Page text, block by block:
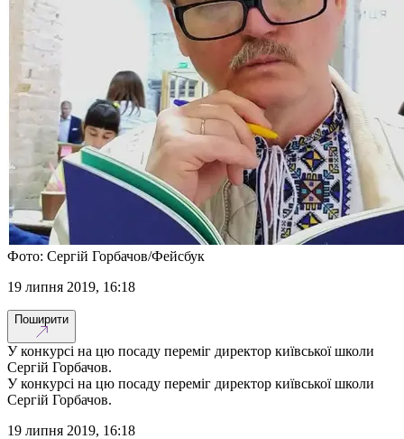
Фото: Сергій Горбачов/Фейсбук
19 липня 2019, 16:18
Поширити
У конкурсі на цю посаду переміг директор київської школи
Сергій Горбачов.
У конкурсі на цю посаду переміг директор київської школи
Сергій Горбачов.
19 липня 2019, 16:18